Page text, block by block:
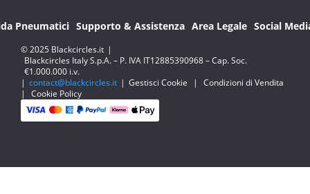
Pneumatici Supporto & Assistenza Area Legale Social
© 2025 Blackcircles.it |
Blackcircles Italy S.p.A. – P. IVA IT12885390968 – Cap. Soc.
€1.000.000 i.v.
| contact@blackcircles.it | Gestisci Cookie |
Condizioni di Vendita
|
Cookie Policy